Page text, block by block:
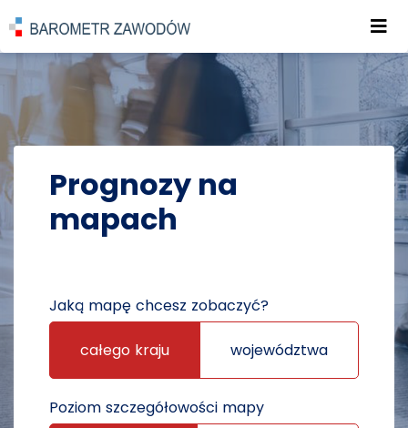
POWRÓT DO STRONY GŁÓWNEJ
PROGNOZY PROGNOZY NA MAPACH
Prognozy na
mapach
Jaką mapę chcesz zobaczyć?
całego kraju województwa
Poziom szczegółowości mapy